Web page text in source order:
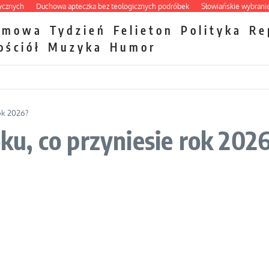
Duchowa apteczka bez teologicznych podróbek Słowiańskie
Tydzień Felieton Polityka
Muzyka Humor
2026?
co przyniesie rok